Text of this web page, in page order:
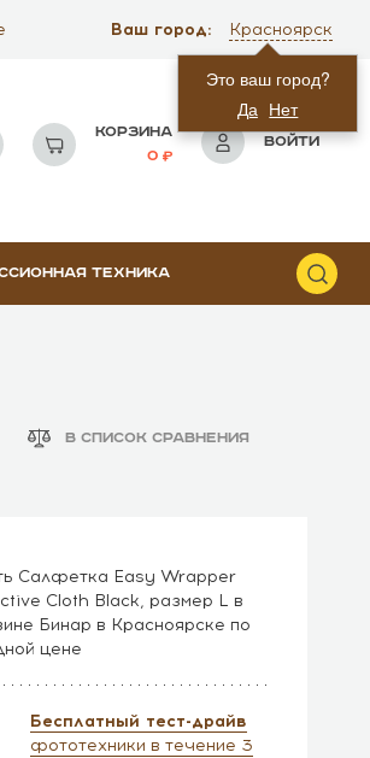
Ваш город:
Это ваш город?
Да Нет
Красноярск
КОРЗИНА
0
ВОЙТИ
ТЕХНИКА
В СПИСОК СРАВНЕНИЯ
Салфетка Easy Wrapper
Cloth Black, размер L в
Бинар в Красноярске по
цене
Бесплатный тест-драйв
фототехники в течение 3